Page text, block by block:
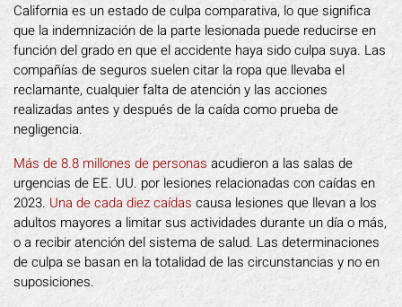
California es un estado de culpa comparativa, lo que significa
que la indemnización de la parte lesionada puede reducirse en
función del grado en que el accidente haya sido culpa suya. Las
compañías de seguros suelen citar la ropa que llevaba el
reclamante, cualquier falta de atención y las acciones
realizadas antes y después de la caída como prueba de
negligencia.
Más de 8.8 millones de personas acudieron a las salas de
urgencias de EE. UU. por lesiones relacionadas con caídas en
2023. Una de cada diez caídas causa lesiones que llevan a los
adultos mayores a limitar sus actividades durante un día o más,
o a recibir atención del sistema de salud. Las determinaciones
de culpa se basan en la totalidad de las circunstancias y no en
suposiciones.